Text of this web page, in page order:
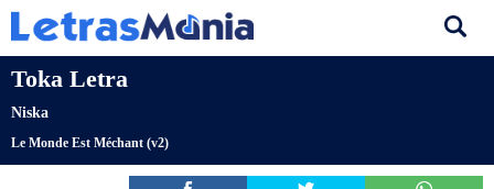
Toka Letra
Niska
Le Monde Est Méchant (v2)